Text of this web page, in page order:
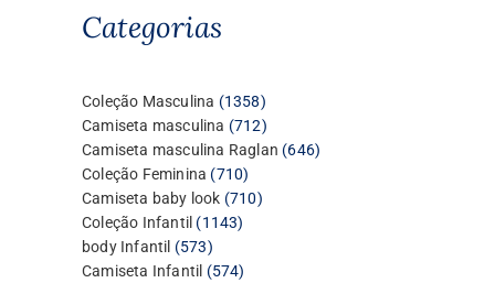
Categorias
Coleção Masculina 13581358
produtos
Camiseta masculina 712712
produtos
Camiseta masculina Raglan 646646
Coleção Feminina 710710
produtos
Camiseta baby look 710710
Coleção Infantil 11431143
body Infantil 573573
produtos
Camiseta Infantil 574574